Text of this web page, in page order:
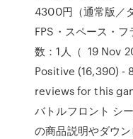
4300円（通常版／
FPS・スペース・
数：1人（ 19 Nov
Positive (16,390) -
reviews for this
バトルフロント シ
の商品説明やダウ